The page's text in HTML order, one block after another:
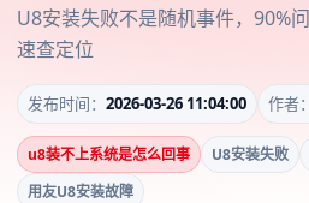
U8安装失败不是随机事件，90%
速查定位
发布时间： 2026-03-26 11:04:00 作者：
u8装不上系统是怎么回事 U8安装失败
用友U8安装故障